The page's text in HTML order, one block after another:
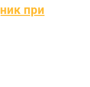
при